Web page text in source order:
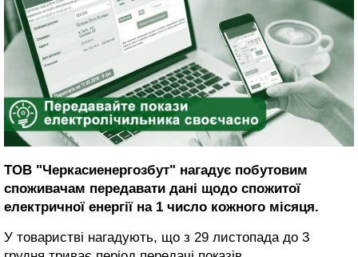
ТОВ "Черкасиенергозбут" нагадує побутовим
споживачам передавати дані щодо спожитої
електричної енергії на 1 число кожного місяця.
У товаристві нагадують, що з 29 листопада до 3